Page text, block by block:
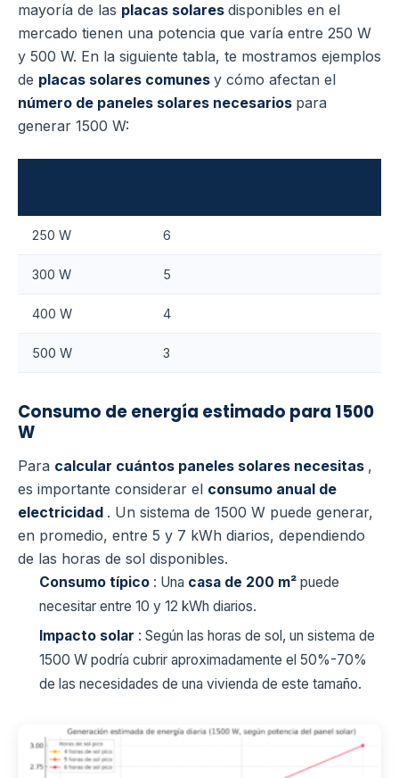
mayoría de las placas solares disponibles en el
mercado tienen una potencia que varía entre 250 W
y 500 W. En la siguiente tabla, te mostramos ejemplos
de placas solares comunes y cómo afectan el
número de paneles solares necesarios para
generar 1500 W:
250 W 6
300 W 5
400 W 4
500 W 3
Consumo de energía estimado para 1500
W
Para calcular cuántos paneles solares necesitas ,
es importante considerar el consumo anual de
electricidad . Un sistema de 1500 W puede generar,
en promedio, entre 5 y 7 kWh diarios, dependiendo
de las horas de sol disponibles.
Consumo típico : Una casa de 200 m² puede
necesitar entre 10 y 12 kWh diarios.
Impacto solar : Según las horas de sol, un sistema de
1500 W podría cubrir aproximadamente el 50%-70%
de las necesidades de una vivienda de este tamaño.